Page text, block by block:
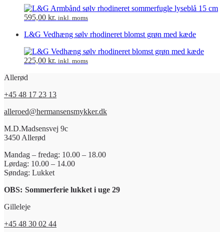
595,00 kr. inkl. moms
L&G Vedhæng sølv rhodineret blomst grøn med kæde
225,00 kr. inkl. moms
Allerød
+45 48 17 23 13
alleroed@hermansensmykker.dk
M.D.Madsensvej 9c
3450 Allerød
Mandag – fredag: 10.00 – 18.00
Lørdag: 10.00 – 14.00
Søndag: Lukket
OBS: Sommerferie lukket i uge 29
Gilleleje
+45 48 30 02 44